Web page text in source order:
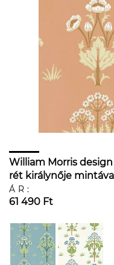
William Morris
rét királynője
ÁR:
61 490 Ft